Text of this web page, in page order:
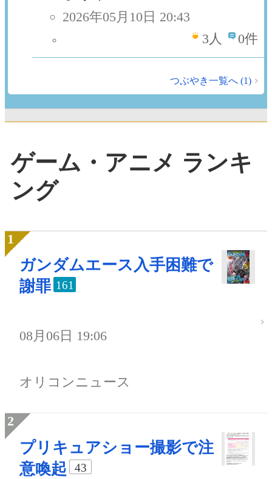
2026年05月10日 20:43
3人 0件
つぶやき一覧へ (1)
ゲーム・アニメ ランキ
ング
ガンダムエース入手困難で
謝罪 161
08月06日 19:06
オリコンニュース
プリキュアショー撮影で注
意喚起
43